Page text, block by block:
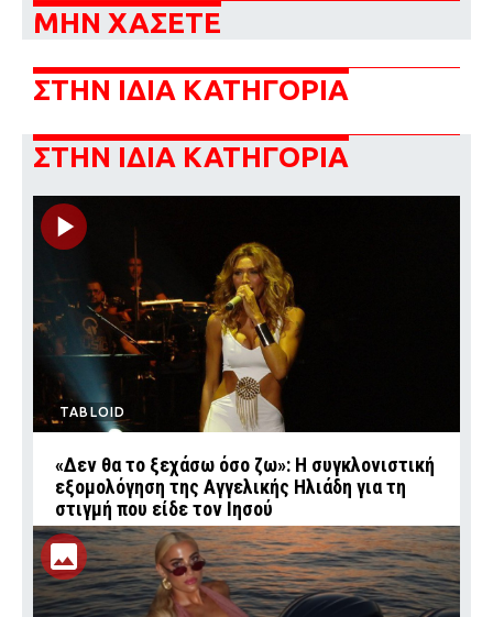
ΜΗΝ ΧΑΣΕΤΕ
ΣΤΗΝ ΙΔΙΑ ΚΑΤΗΓΟΡΙΑ
ΣΤΗΝ ΙΔΙΑ ΚΑΤΗΓΟΡΙΑ
TABLOID
«Δεν θα το ξεχάσω όσο ζω»: Η συγκλονιστική
εξομολόγηση της Αγγελικής Ηλιάδη για τη
στιγμή που είδε τον Ιησού